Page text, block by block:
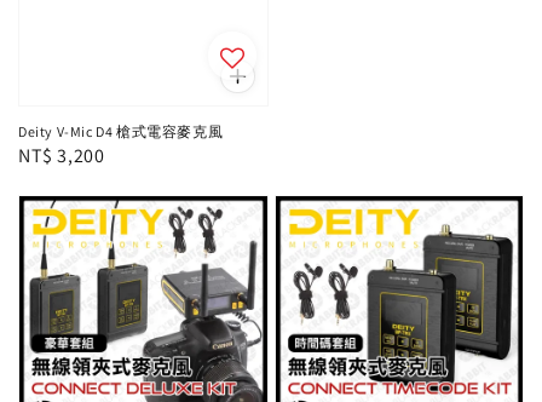
Deity V-Mic D4 槍式電容麥克風
Regular
NT$ 3,200